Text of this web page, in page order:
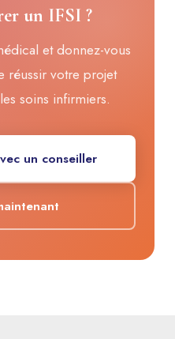
un IFSI ?
et donnez-vous
réussir votre projet
soins infirmiers.
un conseiller